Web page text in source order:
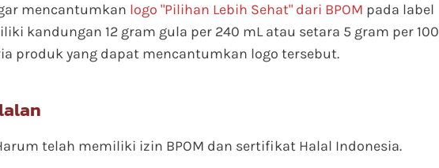
mencantumkan logo "Pilihan Lebih Sehat" dari BPOM pada label
kandungan 12 gram gula per 240 mL atau setara 5 gram per 100
produk yang dapat mencantumkan logo tersebut.
telah memiliki izin BPOM dan sertifikat Halal Indonesia.